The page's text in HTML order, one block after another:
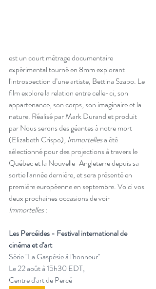
est un court métrage documentaire
expérimental tourné en 8mm explorant
l'introspection d’une artiste, Bettina Szabo. Le
film explore la relation entre celle-ci, son
appartenance, son corps, son imaginaire et la
nature. Réalisé par Mark Durand et produit
par Nous serons des géantes à notre mort
(Elizabeth Crispo), Immortelles a été
sélectionné pour des projections à travers le
Québec et la Nouvelle-Angleterre depuis sa
sortie l'année dernière, et sera présenté en
première européenne en septembre. Voici vos
deux prochaines occasions de voir
Immortelles :
Les Percéides - Festival international de
cinéma et d'art
Série "La Gaspésie à l'honneur"
Le 22 août à 15h30 EDT,
Centre d'art de Percé